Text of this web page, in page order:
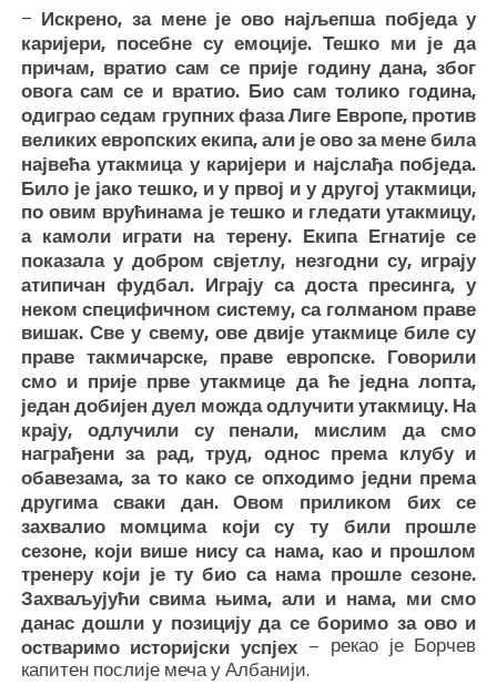
– Искрено, за мене је ово најљепша побједа у
каријери, посебне су емоције. Тешко ми је да
причам, вратио сам се прије годину дана, због
овога сам се и вратио. Био сам толико година,
одиграо седам групних фаза Лиге Европе, против
великих европских екипа, али је ово за мене била
највећа утакмица у каријери и најслађа побједа.
Било је јако тешко, и у првој и у другој утакмици,
по овим врућинама је тешко и гледати утакмицу,
а камоли играти на терену. Екипа Егнатије се
показала у добром свјетлу, незгодни су, играју
атипичан фудбал. Играју са доста пресинга, у
неком специфичном систему, са голманом праве
вишак. Све у свему, ове двије утакмице биле су
праве такмичарске, праве европске. Говорили
смо и прије прве утакмице да ће једна лопта,
један добијен дуел можда одлучити утакмицу. На
крају, одлучили су пенали, мислим да смо
награђени за рад, труд, однос према клубу и
обавезама, за то како се опходимо једни према
другима сваки дан. Овом приликом бих се
захвалио момцима који су ту били прошле
сезоне, који више нису са нама, као и прошлом
тренеру који је ту био са нама прошле сезоне.
Захваљујући свима њима, али и нама, ми смо
данас дошли у позицију да се боримо за ово и
остваримо историјски успјех – рекао је Борчев
капитен послије меча у Албанији.